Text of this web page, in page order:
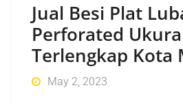
Jual Besi Plat
Perforated
Terlengkap Kota
May 2, 2023